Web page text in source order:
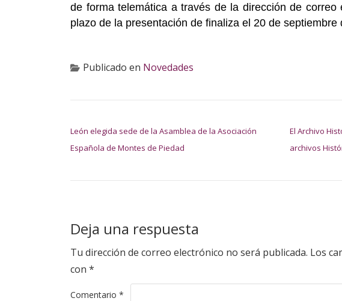
de forma telemática a través de la dirección de correo
plazo de la presentación de finaliza el 20 de septiembre
Publicado en Novedades
León elegida sede de la Asamblea de la Asociación
Española de Montes de Piedad
El Archivo
archivos
Deja una respuesta
Tu dirección de correo electrónico no será publicada. Los
con *
Comentario *